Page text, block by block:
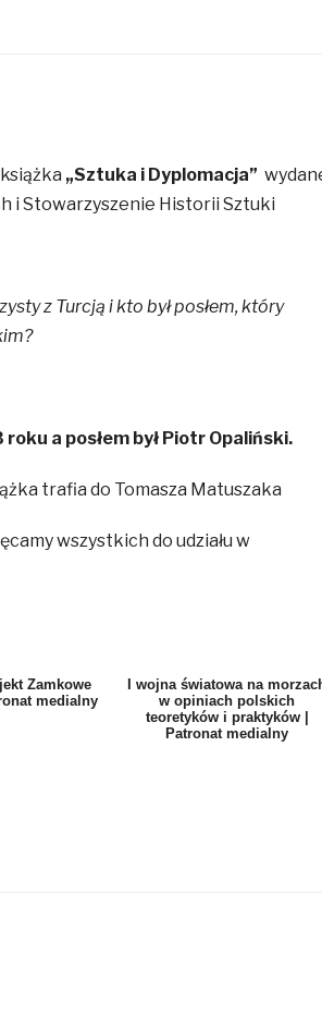
„Sztuka i Dyplomacja”
i Stowarzyszenie Historii Sztuki
z Turcją i kto był posłem, który
a posłem był Piotr Opaliński.
trafia do Tomasza Matuszaka
wszystkich do udziału w
Zamkowe
medialny
I wojna światowa na
w opiniach polskich
teoretyków i praktyków |
Patronat medialny